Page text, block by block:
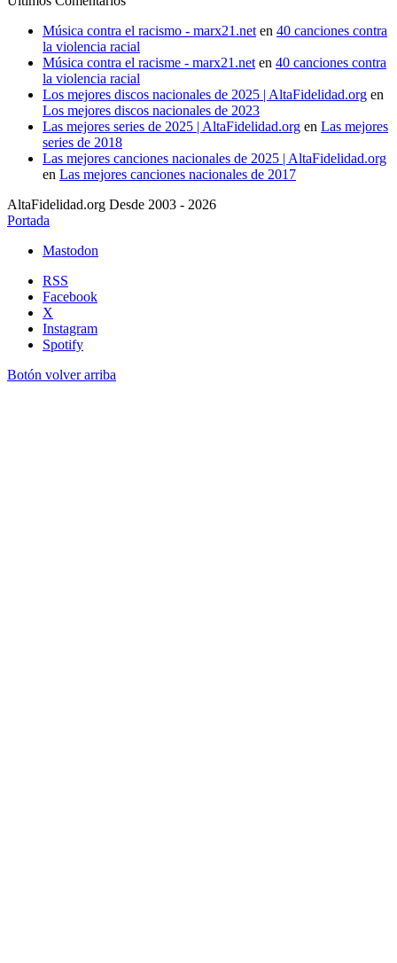
Música contra el racismo - marx21.net en 40 canciones contra
la violencia racial
Música contra el racisme - marx21.net en 40 canciones contra
la violencia racial
Los mejores discos nacionales de 2025 | AltaFidelidad.org en
Los mejores discos nacionales de 2023
Las mejores series de 2025 | AltaFidelidad.org en Las mejores
series de 2018
Las mejores canciones nacionales de 2025 | AltaFidelidad.org
en Las mejores canciones nacionales de 2017
AltaFidelidad.org Desde 2003 - 2026
Portada
Mastodon
RSS
Facebook
X
Instagram
Spotify
Botón volver arriba